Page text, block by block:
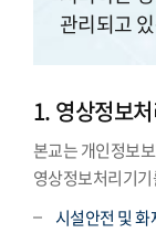
관리되고
1. 영상정보
본교는 개인정보
영상정보처리기
시설안전 및 화